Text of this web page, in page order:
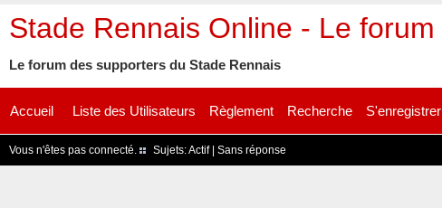
Stade Rennais Online - Le forum
Le forum des supporters du Stade Rennais
Accueil Liste des Utilisateurs Règlement Recherche S'enregistrer
Vous n'êtes pas connecté. Sujets:Actif| Sans réponse